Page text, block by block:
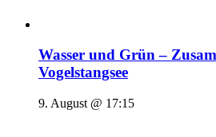
Wasser und Grün –
Vogelstangsee
9. August @ 17:15